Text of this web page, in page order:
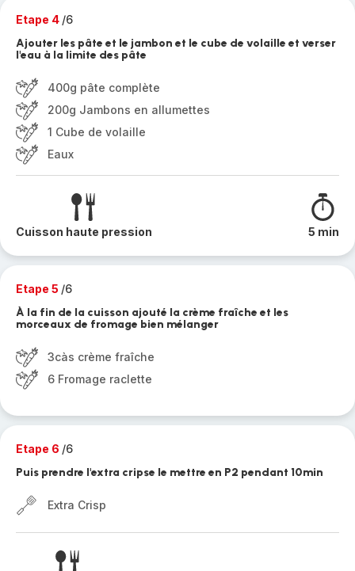
Etape 4 /6
Ajouter les pâte et le jambon et le cube de volaille et verser
l'eau à la limite des pâte
400g pâte complète
200g Jambons en allumettes
1 Cube de volaille
Eaux
Cuisson haute pression 5 min
Etape 5 /6
À la fin de la cuisson ajouté la crème fraîche et les
morceaux de fromage bien mélanger
3càs crème fraîche
6 Fromage raclette
Etape 6 /6
Puis prendre l'extra cripse le mettre en P2 pendant 10min
Extra Crisp